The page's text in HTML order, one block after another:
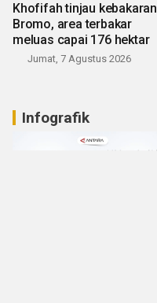
Khofifah tinjau kebakaran
Bromo, area terbakar
meluas capai 176 hektar
Jumat, 7 Agustus 2026
Infografik